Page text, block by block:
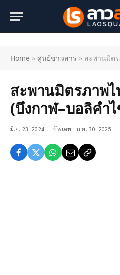
Home » ศูนย์ข่าวสาร » สะพานมิตรภ
สะพานมิตรภาพไ
(บึงกาฬ–บอลิคำ
มี.ค. 23, 2024 อัพเดท: ก.ย. 30, 2025